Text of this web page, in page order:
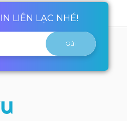
LIÊN LẠC NHÉ!